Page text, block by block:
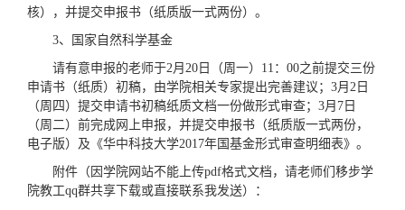
核），并提交申报书（纸质版一式两份）。
3、国家自然科学基金
请有意申报的老师于2月20日（周一）11：00之前提交三份
申请书（纸质）初稿，由学院相关专家提出完善建议；3月2日
（周四）提交申请书初稿纸质文档一份做形式审查；3月7日
（周二）前完成网上申报，并提交申报书（纸质版一式两份，
电子版）及《华中科技大学2017年国基金形式审查明细表》。
附件（因学院网站不能上传pdf格式文档，请老师们移步学
院教工qq群共享下载或直接联系我发送）：